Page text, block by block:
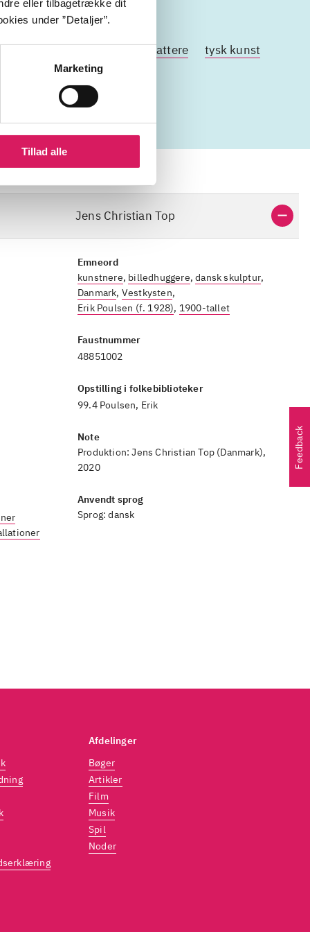
eller tilbagetrække dit
under ”Detaljer”.
Marketing
Tillad alle
dansk keramik forfattere
tysk kunst
Jens Christian Top
Emneord
kunstnere, billedhuggere,dansk skulptur,
Danmark, Vestkysten,
Erik Poulsen (f. 1928), 1900-tallet
Faustnummer
48851002
Opstilling i folkebiblioteker
99.4 Poulsen, Erik
Note
Produktion: Jens Christian Top (Danmark),
2020
Anvendt sprog
Sprog: dansk
Feedback
Afdelinger
Bøger
Artikler
Film
Musik
Spil
Noder